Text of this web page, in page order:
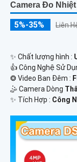
Camera Đo
5%-35% Liên
✨ Chất lượng hình :
👍 Công Nghệ Sử
❂ Video Ban Đêm :
🤹 Camera Dòng
️✨ Tích Hợp : Công